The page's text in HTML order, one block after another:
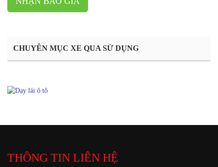
CHUYÊN MỤC XE QUA SỬ DỤNG
THÔNG TIN LIÊN HỆ